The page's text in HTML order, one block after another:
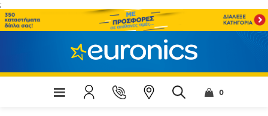
;
0